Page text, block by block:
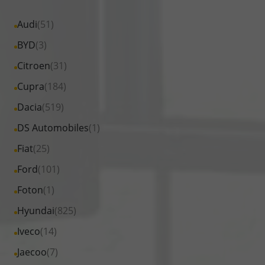
Audi(51)
Alle
Fahrzeuge
Audi
anzeigen
BYD(3)
Alle
Fahrzeuge
BYD
anzeigen
Citroen(31)
Alle
Fahrzeuge
Citroen
anzeigen
Cupra(184)
Alle
Fahrzeuge
Cupra
anzeigen
Dacia(519)
Alle
Fahrzeuge
Dacia
anzeigen
DS Automobiles(1)
Alle
Fahrzeuge
DS
Automobiles
anzeigen
Fiat(25)
Alle
Fahrzeuge
Fiat
anzeigen
Ford(101)
Alle
Fahrzeuge
Ford
anzeigen
Foton(1)
Alle
Fahrzeuge
Foton
anzeigen
Hyundai(825)
Alle
Fahrzeuge
Hyundai
Iveco(14)
Alle
Fahrzeuge
Jaecoo(7)
Alle